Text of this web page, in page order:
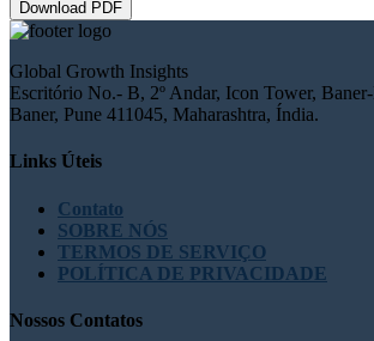
Download PDF
Global Growth Insights
Escritório No.- B, 2º Andar, Icon Tower,
Baner, Pune 411045, Maharashtra, Índia.
Links Úteis
Contato
SOBRE NÓS
TERMOS DE SERVIÇO
POLÍTICA DE PRIVACIDADE
Nossos Contatos